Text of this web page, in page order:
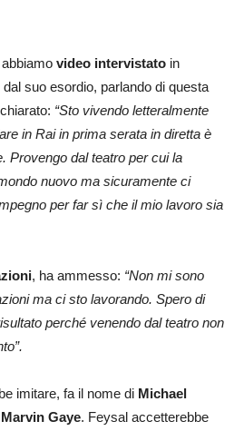
video intervistato in
dal suo esordio, parlando di questa
“Sto vivendo letteralmente
in Rai in prima serata in diretta è
Provengo dal teatro per cui la
nuovo ma sicuramente ci
per far sì che il mio lavoro sia
, ha ammesso: “Non mi sono
ma ci sto lavorando. Spero di
perché venendo dal teatro non
imitare, fa il nome di Michael
Marvin Gaye. Feysal accetterebbe